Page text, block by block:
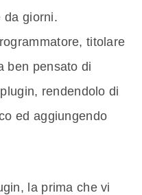
da giorni.
titolare
ben pensato di
rendendolo di
ed aggiungendo
la prima che vi